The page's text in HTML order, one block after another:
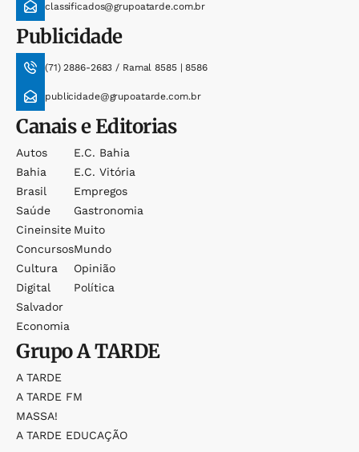
classificados@grupoatarde.com.br
Publicidade
(71) 2886-2683 / Ramal 8585 | 8586
publicidade@grupoatarde.com.br
Canais e Editorias
Autos
Bahia
Brasil
Saúde
Cineinsite
Concursos
Cultura
Digital
Salvador
Economia
E.c. Bahia
E.c. Vitória
Empregos
Gastronomia
Muito
Mundo
Opinião
Política
GrupoA TARDE
A TARDE
A TARDE FM
MASSA!
A TARDE EDUCAÇÃO